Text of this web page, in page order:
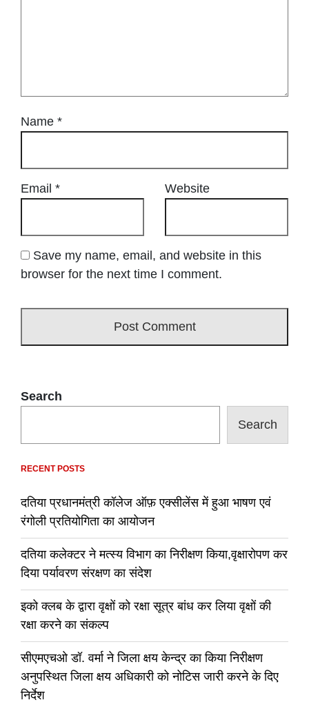
Name *
Email * Website
Save my name, email, and website in this
browser for the next time I comment.
Search
Search
RECENT POSTS
दतिया प्रधानमंत्री कॉलेज ऑफ़ एक्सीलेंस में हुआ भाषण एवं
रंगोली प्रतियोगिता का आयोजन
दतिया कलेक्टर ने मत्स्य विभाग का निरीक्षण किया,वृक्षारोपण कर
दिया पर्यावरण संरक्षण का संदेश
इको क्लब के द्वारा वृक्षों को रक्षा सूत्र बांध कर लिया वृक्षों की
रक्षा करने का संकल्प
सीएमएचओ डॉ. वर्मा ने जिला क्षय केन्द्र का किया निरीक्षण
अनुपस्थित जिला क्षय अधिकारी को नोटिस जारी करने के दिए
निर्देश